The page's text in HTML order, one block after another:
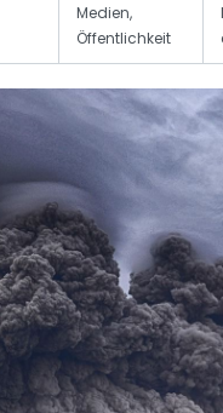
Medien,
Öffentlichkeit